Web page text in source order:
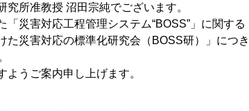
究所准教授 沼田宗純でございます。
「災害対応工程管理システム“BOSS”」に関する
た災害対応の標準化研究会（BOSS研）」につき
うご案内申し上げます。